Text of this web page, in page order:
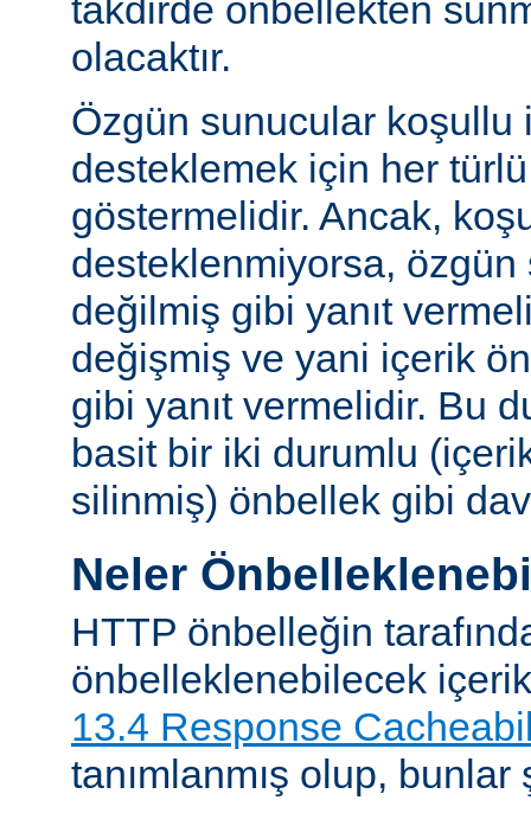
takdirde önbellekten
olacaktır.
Özgün sunucular koşullu
desteklemek için her türlü
göstermelidir. Ancak,
desteklenmiyorsa,
değilmiş gibi yanıt
değişmiş ve yani içerik
gibi yanıt vermelidir. Bu
basit bir iki durumlu
silinmiş) önbellek gibi
Neler
HTTP önbelleğin
önbelleklenebilecek
13.4 Response
tanımlanmış olup,